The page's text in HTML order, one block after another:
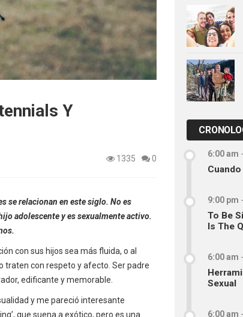
Y
1335 0
se relacionan en este siglo. No es
adolescente y es sexualmente activo.
con sus hijos sea más fluida, o al
traten con respeto y afecto. Ser padre
edificante y memorable.
y me pareció interesante
que suena a exótico, pero es una
6:00 am -
9:00 pm -
To Be
Is The
6:00 am -
Sexual
6:00 am -